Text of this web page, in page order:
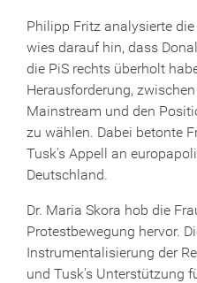
Philipp Fritz analysierte
wies darauf hin, dass
die PiS rechts überholt
Herausforderung,
Mainstream und den
zu wählen. Dabei betonte
Tusk's Appell an
Deutschland.
Dr. Maria Skora hob die
Protestbewegung hervor.
Instrumentalisierung der
und Tusk's Unterstützung